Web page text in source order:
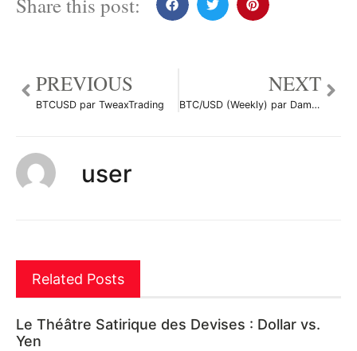
PREVIOUS
BTCUSD par TweaxTrading
NEXT
BTC/USD (Weekly) par Damo5444
user
Related Posts
Le Théâtre Satirique des Devises : Dollar vs.
Yen